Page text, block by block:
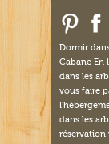
Dormir
Cabane En
dans les
vous faire
dans les
réservation